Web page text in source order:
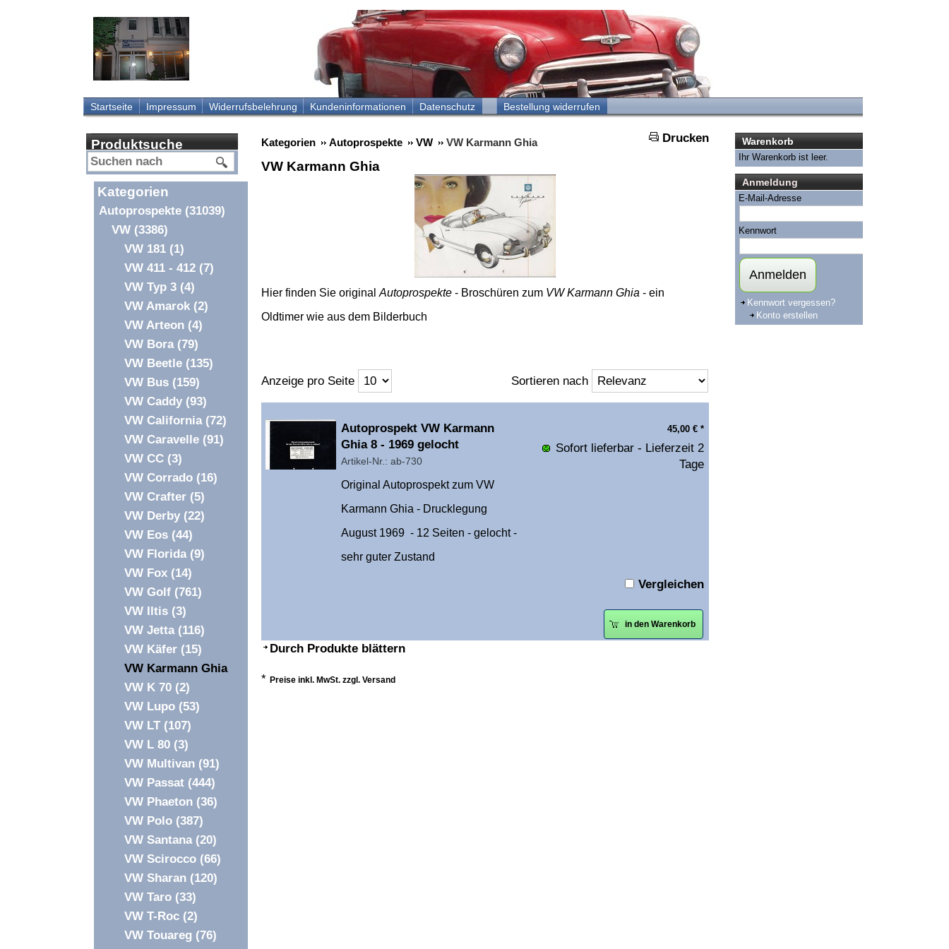
Startseite Impressum Widerrufsbelehrung Kundeninformationen Datenschutz Bestellung widerrufen
Produktsuche
Kategorien
Autoprospekte (31039)
VW (3386)
VW 181 (1)
VW 411 - 412 (7)
VW Typ 3 (4)
VW Amarok (2)
VW Arteon (4)
VW Bora (79)
VW Beetle (135)
VW Bus (159)
VW Caddy (93)
VW California (72)
VW Caravelle (91)
VW CC (3)
VW Corrado (16)
VW Crafter (5)
VW Derby (22)
VW Eos (44)
VW Florida (9)
VW Fox (14)
VW Golf (761)
VW Iltis (3)
VW Jetta (116)
VW Käfer (15)
VW Karmann Ghia
VW K 70 (2)
VW Lupo (53)
VW LT (107)
VW L 80 (3)
VW Multivan (91)
VW Passat (444)
VW Phaeton (36)
VW Polo (387)
VW Santana (20)
VW Scirocco (66)
VW Sharan (120)
VW Taro (33)
VW T-Roc (2)
VW Touareg (76)
Warenkorb
Ihr Warenkorb ist leer.
Anmeldung
E-Mail-Adresse
Kennwort
Anmelden
Kennwort vergessen?
Konto erstellen
Drucken
Kategorien Autoprospekte VW VW Karmann Ghia
VW Karmann Ghia
Hier finden Sie original Autoprospekte - Broschüren zum VW Karmann Ghia - ein
Oldtimer wie aus dem Bilderbuch
Anzeige pro Seite Sortieren nach
Überschrift
1
Autoprospekt VW Karmann
Ghia 8 - 1969 gelocht
Artikel-Nr.: ab-730
Original Autoprospekt zum VW
Karmann Ghia - Drucklegung
August 1969 - 12 Seiten - gelocht -
sehr guter Zustand
45,00 € *
Sofort lieferbar - Lieferzeit 2
Tage
Vergleichen
in den Warenkorb
Durch Produkte blättern
* Preise inkl. MwSt. zzgl. Versand